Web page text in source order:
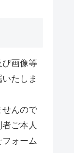
び画像等
たしま
せんので
ご本人
ォーム